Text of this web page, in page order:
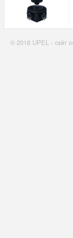
© 2018 UPEL - сайт